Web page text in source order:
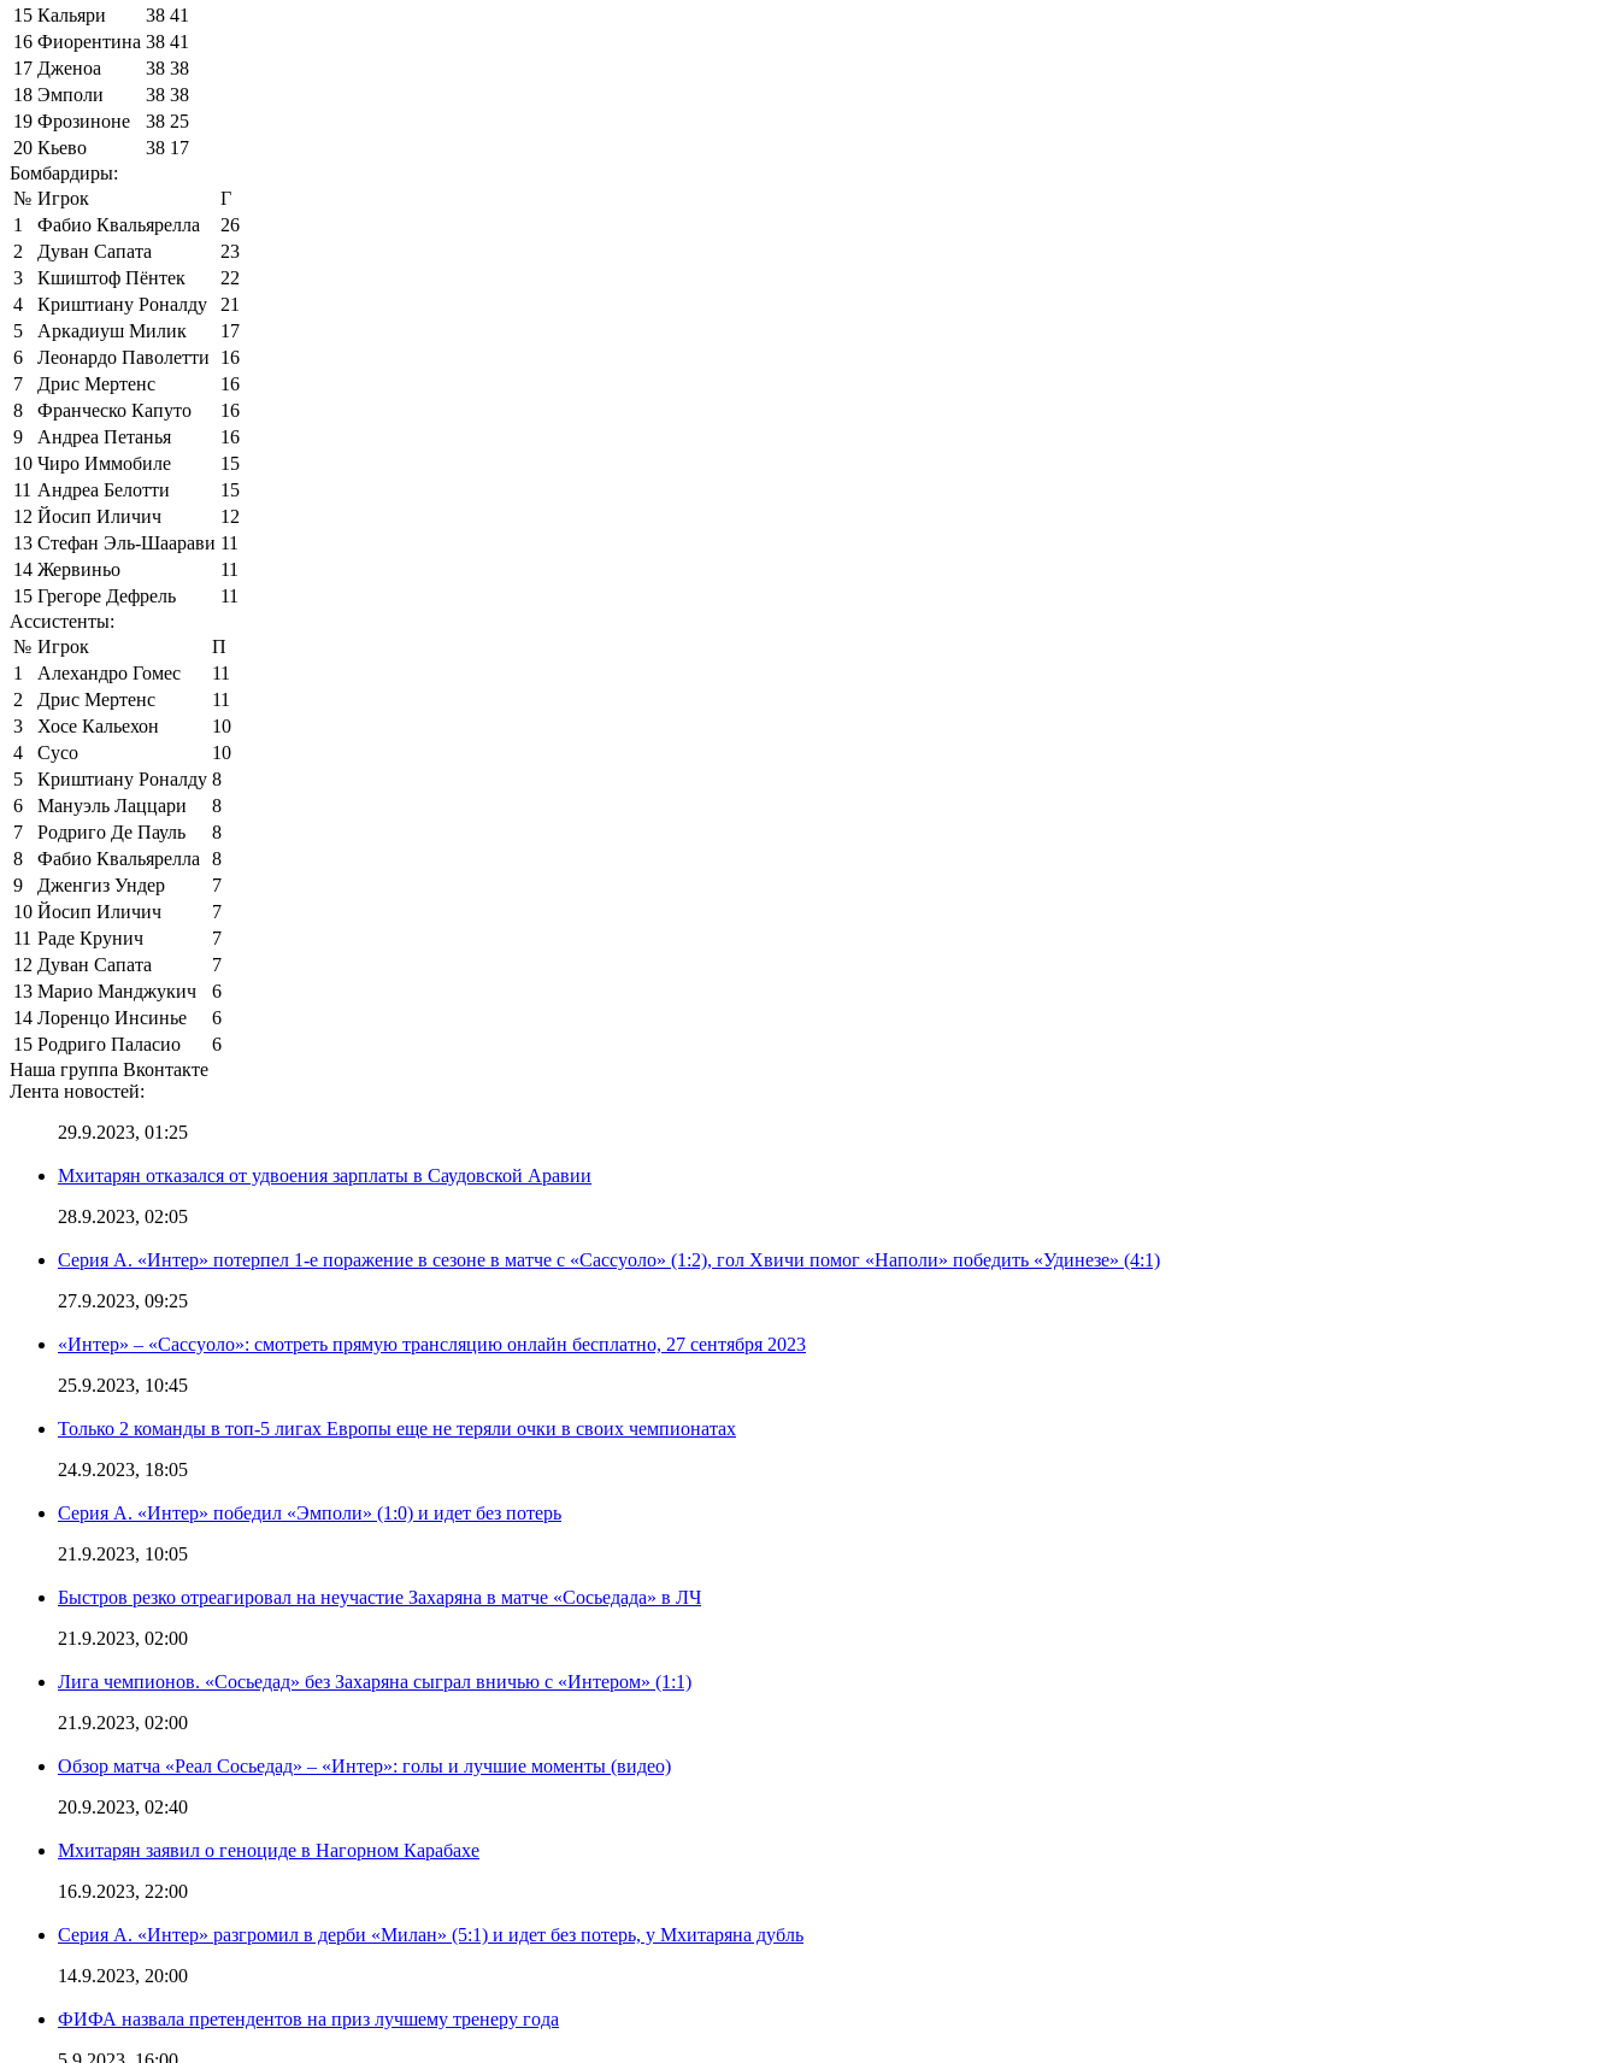
15 Кальяри 38 41
16 Фиорентина 38 41
17 Дженоа 38 38
18 Эмполи 38 38
19 Фрозиноне 38 25
20 Кьево 38 17
Бомбардиры:
№ Игрок
Г
1
Фабио Квальярелла
26
2
Дуван Сапата
23
3
Кшиштоф Пёнтек
22
4
Криштиану Роналду
21
5
Аркадиуш Милик
17
6
Леонардо Паволетти
16
7
Дрис Мертенс
16
8
Франческо Капуто
16
9
Андреа Петанья
16
10 Чиро Иммобиле
15
11 Андреа Белотти
15
12 Йосип Иличич
12
13 Стефан Эль-Шаарави 11
14 Жервиньо
11
15 Грегоре Дефрель
11
Ассистенты:
№ Игрок
П
1
Алехандро Гомес
11
2
Дрис Мертенс
11
3
Хосе Кальехон
10
4
Сусо
10
5
Криштиану Роналду 8
6
Мануэль Лаццари
8
7
Родриго Де Пауль
8
8
Фабио Квальярелла
8
9
Дженгиз Ундер
7
10 Йосип Иличич
7
11 Раде Крунич
7
12 Дуван Сапата
7
13 Марио Манджукич
6
14 Лоренцо Инсинье
6
15 Родриго Паласио
6
Наша группа Вконтакте
Лента новостей:
29.9.2023, 01:25
Мхитарян отказался от удвоения зарплаты в Саудовской Аравии
28.9.2023, 02:05
Серия А. «Интер» потерпел 1-е поражение в сезоне в матче с «Сассуоло» (1:2), гол Хвичи помог «Наполи» победить «Удинезе» (4:1)
27.9.2023, 09:25
«Интер» – «Сассуоло»: смотреть прямую трансляцию онлайн бесплатно, 27 сентября 2023
25.9.2023, 10:45
Только 2 команды в топ-5 лигах Европы еще не теряли очки в своих чемпионатах
24.9.2023, 18:05
Серия А. «Интер» победил «Эмполи» (1:0) и идет без потерь
21.9.2023, 10:05
Быстров резко отреагировал на неучастие Захаряна в матче «Сосьедада» в ЛЧ
21.9.2023, 02:00
Лига чемпионов. «Сосьедад» без Захаряна сыграл вничью с «Интером» (1:1)
21.9.2023, 02:00
Обзор матча «Реал Сосьедад» – «Интер»: голы и лучшие моменты (видео)
20.9.2023, 02:40
Мхитарян заявил о геноциде в Нагорном Карабахе
16.9.2023, 22:00
Серия А. «Интер» разгромил в дерби «Милан» (5:1) и идет без потерь, у Мхитаряна дубль
14.9.2023, 20:00
ФИФА назвала претендентов на приз лучшему тренеру года